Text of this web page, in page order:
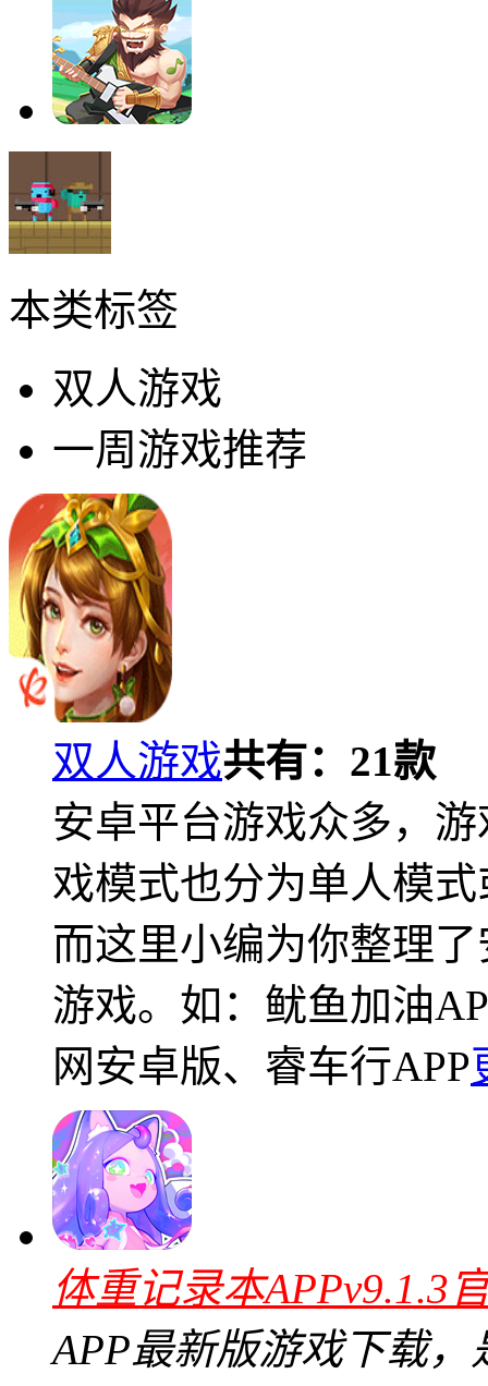
本类标签
双人游戏
一周游戏推荐
双人游戏共有： 21款
安卓平台游戏众多，
戏模式也分为单人模
而这里小编为你整理
游戏。如：鱿鱼加油
网安卓版、睿车行APP
体重记录本APPv9.1.3
APP最新版游戏下载